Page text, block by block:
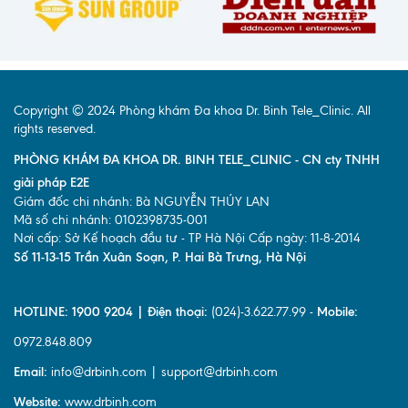
Copyright © 2024 Phòng khám Đa khoa Dr. Binh Tele_Clinic. All
rights reserved.
PHÒNG KHÁM ĐA KHOA DR. BINH TELE_CLINIC - CN cty TNHH
giải pháp E2E
Giám đốc chi nhánh: Bà NGUYỄN THÚY LAN
Mã số chi nhánh: 0102398735-001
Nơi cấp: Sở Kế hoạch đầu tư - TP Hà Nội Cấp ngày: 11-8-2014
Số 11-13-15 Trần Xuân Soạn, P. Hai Bà Trưng, Hà Nội
HOTLINE: 1900 9204 | Điện thoại: (024)-3.622.77.99 - Mobile:
0972.848.809
Email: info@drbinh.com | support@drbinh.com
Website: www.drbinh.com